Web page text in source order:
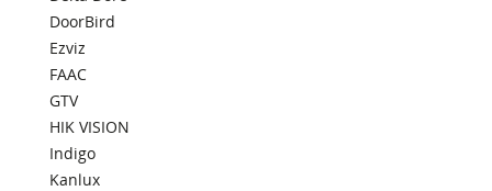
DoorBird
Ezviz
FAAC
GTV
HIK VISION
Indigo
Kanlux